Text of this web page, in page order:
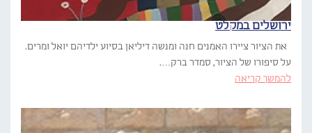
ירושלים במקלט
את הציור ציירו האמנים חנה ומנשה דיליאן בסיוע ילדיהם יואל ומרים.
על סיפורו של הציור, סמדר ברק….
להמשך קריאה